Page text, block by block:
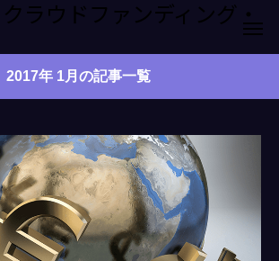
ラウドファンディング・
2017年 1月の記事一覧